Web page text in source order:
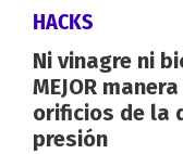
HACKS
Ni vinagre ni
MEJOR
orificios de la
presión